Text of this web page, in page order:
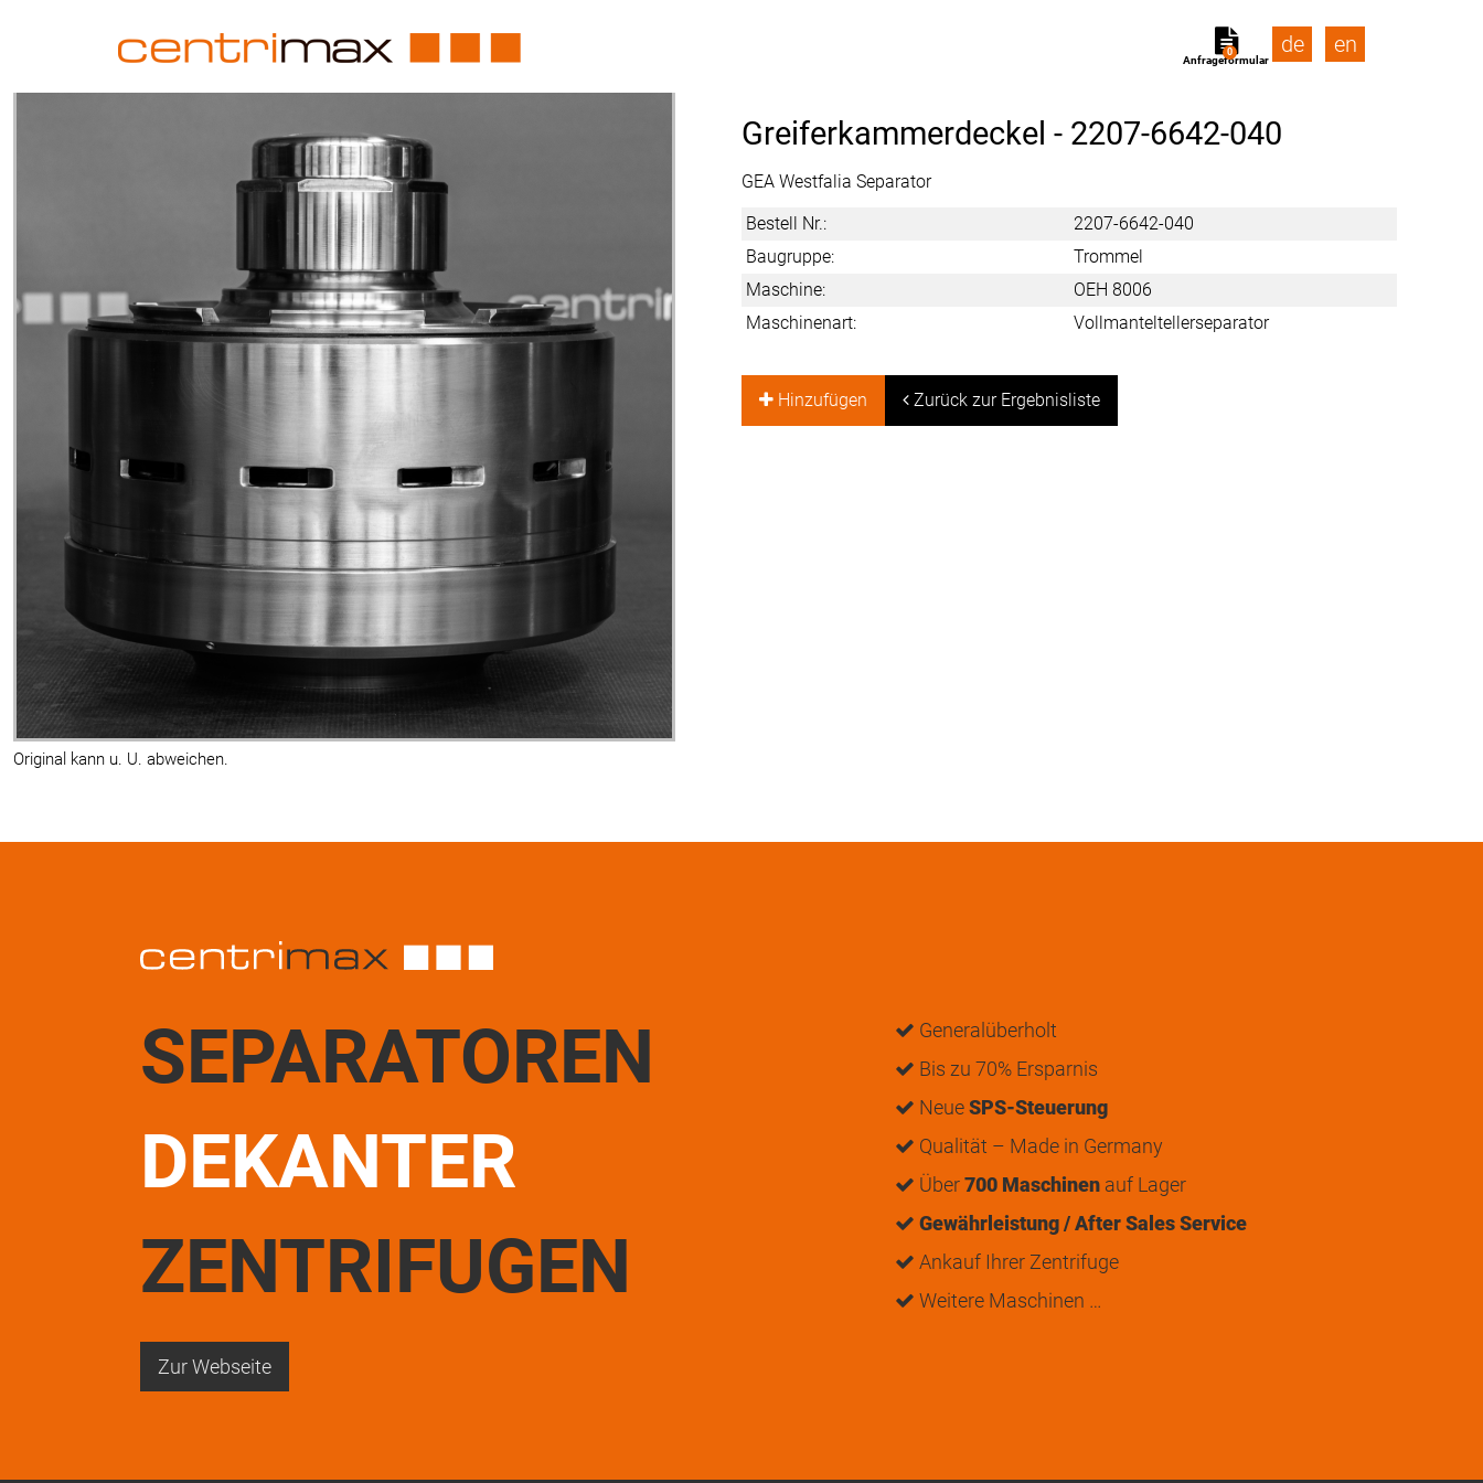
Anfrageformular
0 de en
Original kann u. U. abweichen.
Greiferkammerdeckel - 2207-6642-040
GEA Westfalia Separator
Bestell Nr.:
2207-6642-040
Baugruppe:
Trommel
Maschine:
OEH 8006
Maschinenart:
Vollmanteltellerseparator
Hinzufügen Zurück zur Ergebnisliste
SEPARATOREN
DEKANTER
ZENTRIFUGEN
Generalüberholt
Bis zu 70% Ersparnis
NeueSPS-Steuerung
Qualität – Made in Germany
Über700 Maschinen auf Lager
Gewährleistung / After Sales Service
Ankauf Ihrer Zentrifuge
Weitere Maschinen …
Zur Webseite